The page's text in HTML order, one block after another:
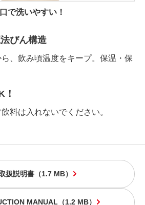
で洗いやすい！
びん構造
、飲み頃温度をキープ。保温・保
！
料は入れないでください。
扱説明書 （1.7 MB）
MANUAL （1.2 MB）